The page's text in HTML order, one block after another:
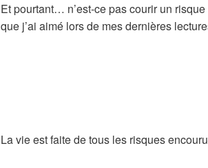
Et pourtant… n’est-ce pas courir un
que j’ai aimé lors de mes dernières
La vie est faite de tous les risques